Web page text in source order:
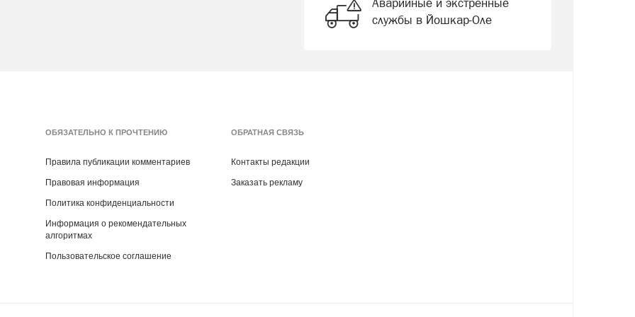
Аварийные и экстренные
службы в Йошкар-Оле
ОБЯЗАТЕЛЬНО К ПРОЧТЕНИЮ
Правила публикации комментариев
Правовая информация
Политика конфиденциальности
Информация о рекомендательных
алгоритмах
Пользовательское соглашение
ОБРАТНАЯ СВЯЗЬ
Контакты редакции
Заказать рекламу